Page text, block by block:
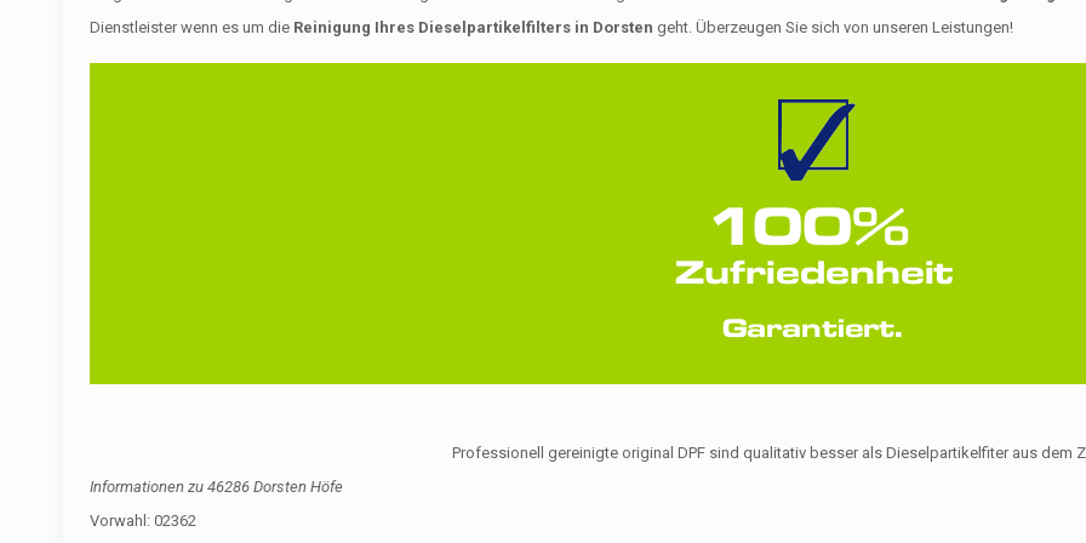
Dienstleister wenn es um die Reinigung Ihres Dieselpartikelfilters in Dorsten geht. Überzeugen Sie sich von unseren Leistungen!
Professionell gereinigte original DPF sind qualitativ besser als Dieselpartikelfiter aus dem
Informationen zu46286 Dorsten Höfe
Vorwahl: 02362